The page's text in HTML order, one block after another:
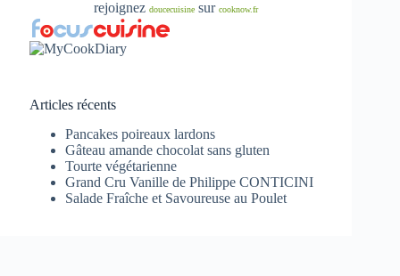
rejoignezdoucecuisine surcooknow.fr
Articles récents
Pancakes poireaux lardons
Gâteau amande chocolat sans gluten
Tourte végétarienne
Grand Cru Vanille de Philippe CONTICINI
Salade Fraîche et Savoureuse au Poulet